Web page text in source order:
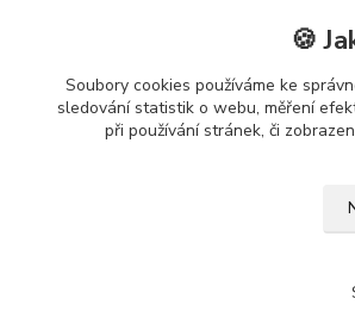
🍪
Soubory cookies používáme ke
sledování statistik o webu, měření
při používání stránek, či